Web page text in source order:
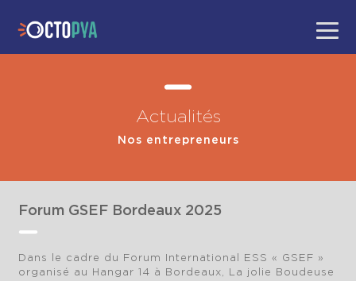
Actualités
Nos entrepreneurs
Forum GSEF Bordeaux 2025
Dans le cadre du Forum International ESS « GSEF »
organisé au Hangar 14 à Bordeaux, La jolie Boudeuse